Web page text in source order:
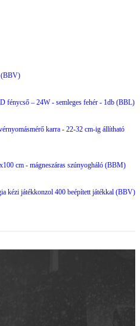
(BBV)
fénycső – 24W - semleges fehér - 1db (BBL)
karra - 22-32 cm-ig állítható
cm - mágneszáras szúnyogháló (BBM)
kézi játékkonzol 400 beépített játékkal (BBV)